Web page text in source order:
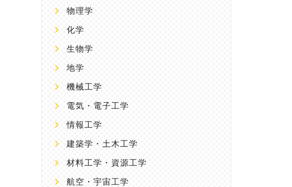
物理学
化学
生物学
地学
機械工学
電気・電子工学
情報工学
建築学・土木工学
材料工学・資源工学
航空・宇宙工学